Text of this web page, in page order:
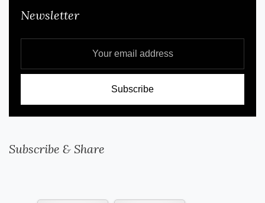
Newsletter
Subscribe & Share